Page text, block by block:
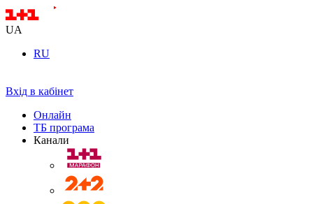
UA
RU
Вхід в кабінет
Онлайн
ТБ програма
Канали